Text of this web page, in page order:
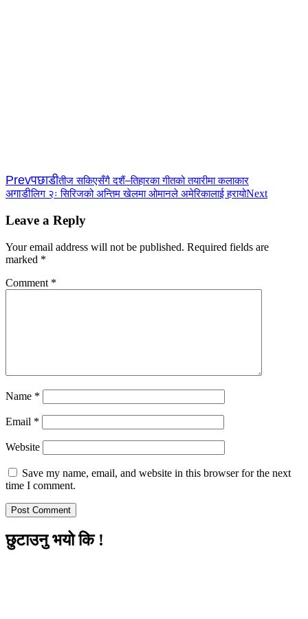
Prevपछाडीतीज सकिएसँगै दशैं–तिहारका गीतको तयारीमा कलाकार
अगाडीलिग २ः सिरिजको अन्तिम खेलमा ओमानले अमेरिकालाई हरायोNext
Leave a Reply
Your email address will not be published. Required fields are
marked *
Comment *
Name *
Email *
Website
Save my name, email, and website in this browser for the next
time I comment.
छुटाउनु भयो कि !